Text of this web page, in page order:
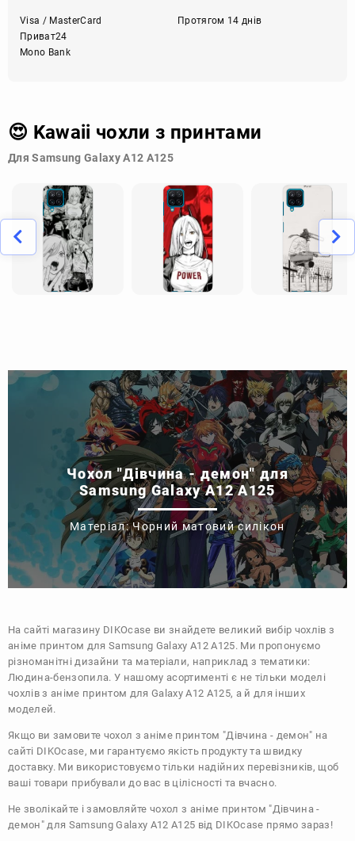
Visa / MasterCard
Приват24
Mono Bank
Протягом 14 днів
😍 Kawaii чохли з принтами
Для Samsung Galaxy A12 A125
Чохол "Дівчина - демон" для
Samsung Galaxy A12 A125
Матеріал: Чорний матовий силікон
На сайті магазину DIKOcase ви знайдете великий вибір чохлів з
аніме принтом для Samsung Galaxy A12 A125. Ми пропонуємо
різноманітні дизайни та матеріали, наприклад з тематики:
Людина-бензопила. У нашому асортименті є не тільки моделі
чохлів з аніме принтом для Galaxy A12 A125, а й для інших
моделей.
Якщо ви замовите чохол з аніме принтом "Дівчина - демон" на
сайті DIKOcase, ми гарантуємо якість продукту та швидку
доставку. Ми використовуємо тільки надійних перевізників, щоб
ваші товари прибували до вас в цілісності та вчасно.
Не зволікайте і замовляйте чохол з аніме принтом "Дівчина -
демон" для Samsung Galaxy A12 A125 від DIKOcase прямо зараз!